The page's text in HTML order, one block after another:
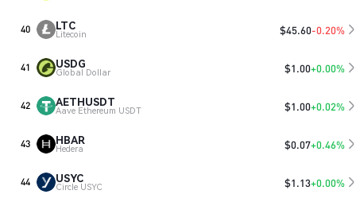
40 LTC
Litecoin $45.60-0.20%
41 USDG
Global Dollar $1.00+0.00%
42 AETHUSDT
Aave Ethereum USDT $1.00+0.02%
43 HBAR
Hedera $0.07+0.46%
44 USYC
Circle USYC $1.13+0.00%